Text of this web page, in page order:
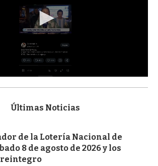
Últimas Noticias
de la Lotería Nacional de
8 de agosto de 2026 y los
reintegro